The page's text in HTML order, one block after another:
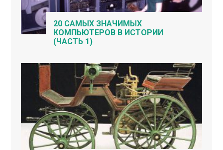
20 САМЫХ ЗНАЧИМЫХ
КОМПЬЮТЕРОВ В ИСТОРИИ
(ЧАСТЬ 1)